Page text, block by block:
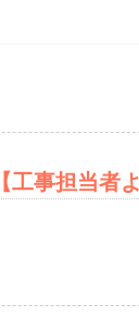
【工事担当者